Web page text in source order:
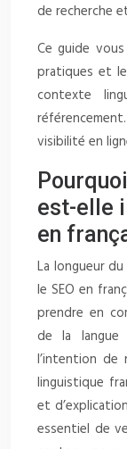
de recherche
Ce guide
pratiques et
contexte
visibilité en
est-elle
en
La longueur
le SEO en
prendre en
de la
l’intention de
linguistique
et
essentiel de